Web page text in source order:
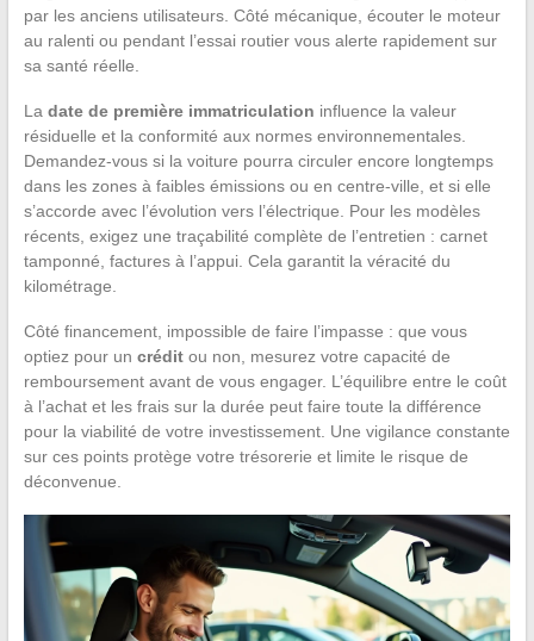
par les anciens utilisateurs. Côté mécanique, écouter le moteur
au ralenti ou pendant l’essai routier vous alerte rapidement sur
sa santé réelle.
La date de première immatriculation influence la valeur
résiduelle et la conformité aux normes environnementales.
Demandez-vous si la voiture pourra circuler encore longtemps
dans les zones à faibles émissions ou en centre-ville, et si elle
s’accorde avec l’évolution vers l’électrique. Pour les modèles
récents, exigez une traçabilité complète de l’entretien : carnet
tamponné, factures à l’appui. Cela garantit la véracité du
kilométrage.
Côté financement, impossible de faire l’impasse : que vous
optiez pour un créditou non, mesurez votre capacité de
remboursement avant de vous engager. L’équilibre entre le coût
à l’achat et les frais sur la durée peut faire toute la différence
pour la viabilité de votre investissement. Une vigilance constante
sur ces points protège votre trésorerie et limite le risque de
déconvenue.